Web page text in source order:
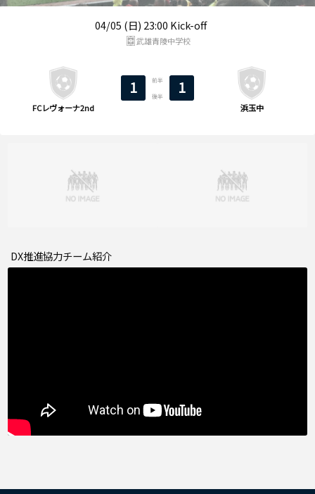
04/05 (日) 23:00 Kick-off
FCレヴォーナ2nd
1 前半
後半 1
浜玉中
武雄青陵中学校
DX推進協力チーム紹介